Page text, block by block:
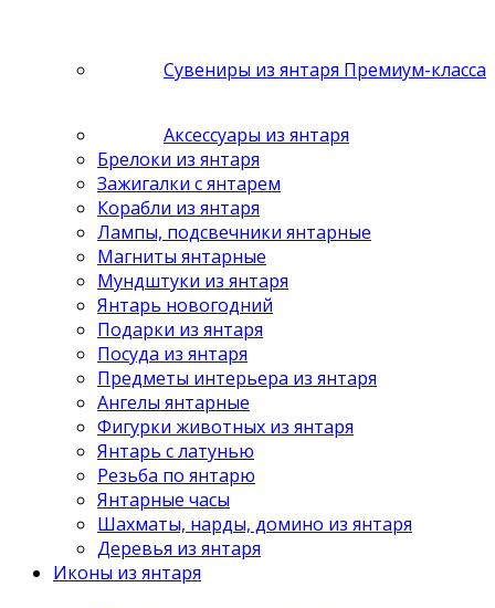
Сувениры из янтаря Премиум-класса
Аксессуары из янтаря
Брелоки из янтаря
Зажигалки с янтарем
Корабли из янтаря
Лампы, подсвечники янтарные
Магниты янтарные
Мундштуки из янтаря
Янтарь новогодний
Подарки из янтаря
Посуда из янтаря
Предметы интерьера из янтаря
Ангелы янтарные
Фигурки животных из янтаря
Янтарь с латунью
Резьба по янтарю
Янтарные часы
Шахматы, нарды, домино из янтаря
Деревья из янтаря
Иконы из янтаря